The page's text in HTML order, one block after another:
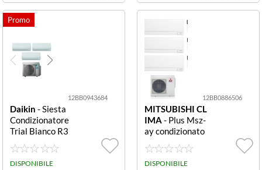
12BB0943684
Daikin - Siesta
Condizionatore
Trial Bianco R3
2 Condizionator
e trial Daikin SI
ESTA White
DISPONIBILE
12BB0886506
MITSUBISHI CL
IMA - Plus Msz-
ay condizionato
re trial-split bia
nco Msz Ay
DISPONIBILE